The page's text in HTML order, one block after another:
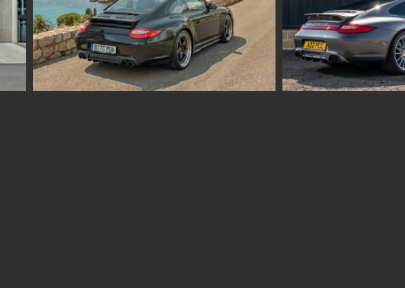
der Sicherheit, Verhinderung und
von Betrug und Fehlerbehebung,
und Anzeige von Werbung und Inhalten,
zum Datenschutz speichern und
Immer aktiv